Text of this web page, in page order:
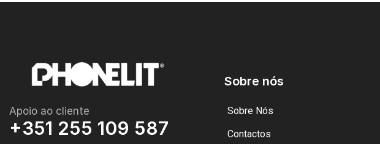
Apoio ao cliente
+351 255 109 587
Sobre nós
Sobre Nós
Contactos